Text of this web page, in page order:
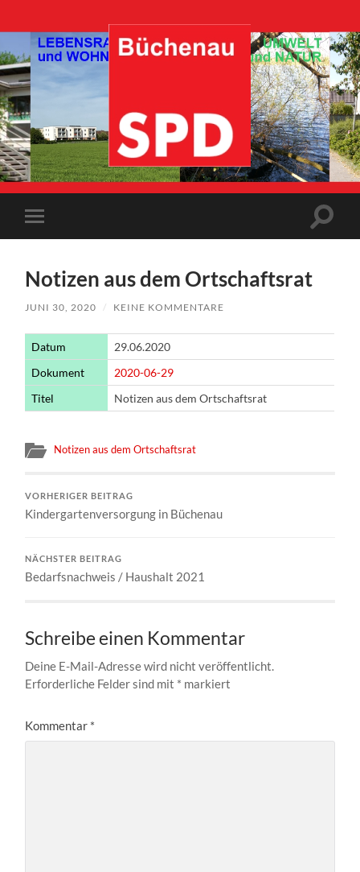
SPD-
Büchenau
Mobile-
Menü
Notizen aus dem Ortschaftsrat
JUNI 30, 2020 / KEINE KOMMENTARE
Datum
29.06.2020
Dokument
2020-06-29
Titel
Notizen aus dem Ortschaftsrat
Notizen aus dem Ortschaftsrat
VORHERIGER BEITRAG
Kindergartenversorgung in Büchenau
NÄCHSTER BEITRAG
Bedarfsnachweis / Haushalt 2021
Schreibe einen Kommentar
Deine E-Mail-Adresse wird nicht veröffentlicht.
Erforderliche Felder sind mit * markiert
Kommentar *